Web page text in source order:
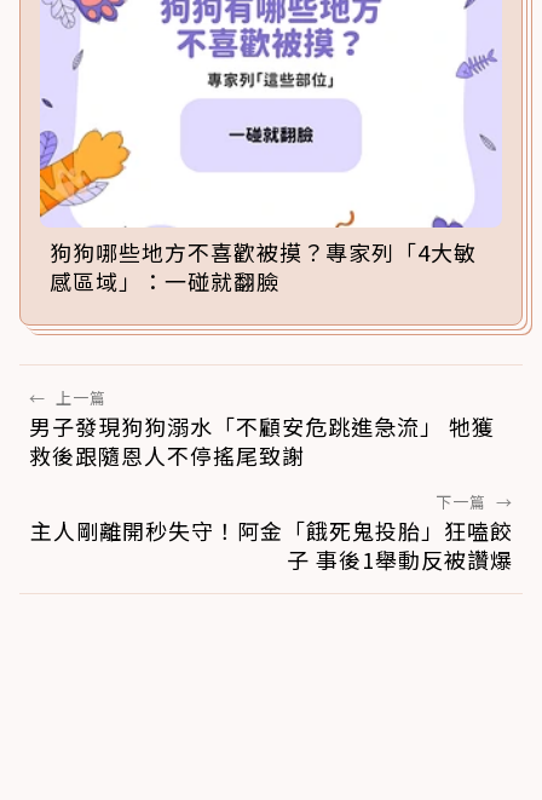
狗狗哪些地方不喜歡被摸？專家列「4大敏
感區域」：一碰就翻臉
← 上一篇
男子發現狗狗溺水「不顧安危跳進急流」 牠獲
救後跟隨恩人不停搖尾致謝
下一篇 →
主人剛離開秒失守！阿金「餓死鬼投胎」狂嗑餃
子 事後1舉動反被讚爆